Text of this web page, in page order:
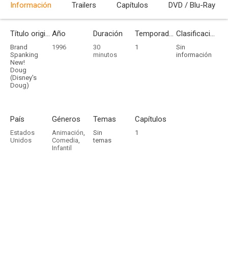
Información Trailers Capítulos DVD / Blu-Ray
Título original
Brand
Spanking
New!
Doug
(Disney's
Doug)
Año
1996
Duración
30
minutos
Temporadas
1
Clasificación por edades
Sin
información
País
Estados
Unidos
Géneros
Animación,
Comedia,
Infantil
Temas
Sin
temas
Capítulos
1